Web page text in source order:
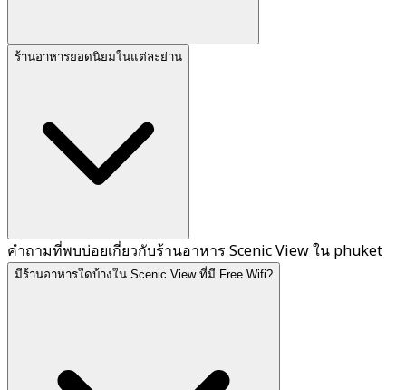
ร้านอาหารยอดนิยมในแต่ละย่าน
คำถามที่พบบ่อยเกี่ยวกับร้านอาหาร Scenic View ใน phuket
มีร้านอาหารใดบ้างใน Scenic View ที่มี Free Wifi?